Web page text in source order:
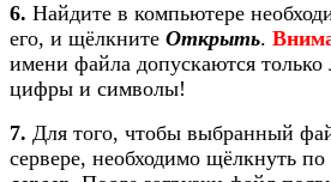
6. Найдите в компьютере
его, и щёлкните Открыть.
имени файла допускаются только
цифры и символы!
7. Для того, чтобы выбранный
сервере, необходимо щёлкнуть